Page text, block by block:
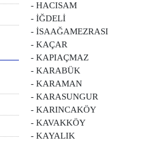
- HACISAM
- İĞDELİ
- İSAAĞAMEZRASI
- KAÇAR
- KAPIAÇMAZ
- KARABÜK
- KARAMAN
- KARASUNGUR
- KARINCAKÖY
- KAVAKKÖY
- KAYALIK